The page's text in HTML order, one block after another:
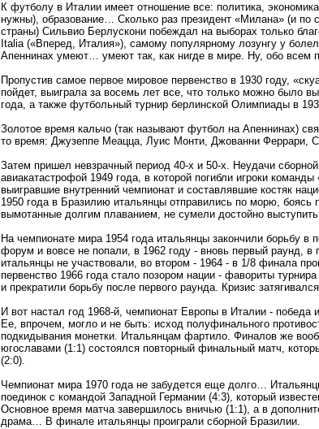
К футболу в Италии имеет отношение все: политика,
нужны), образование… Сколько раз президент «Милана» (и по
страны) Сильвио Берлускони побеждал на выборах только
Italia («Вперед, Италия»), самому популярному лозунгу у
Апеннинах умеют… умеют так, как нигде в мире. Ну, обо всем
Пропустив самое первое мировое первенство в 1930 году,
пойдет, выиграла за восемь лет все, что только можно было
года, а также футбольный турнир берлинской Олимпиады в
Золотое время кальчо (так называют футбол на Апеннинах)
то время: Джузеппе Меацца, Луис Монти, Джованни Феррари,
Затем пришел невзрачный период 40-х и 50-х. Неудачи
авиакатастрофой 1949 года, в которой погибли игроки
выигравшие внутренний чемпионат и составлявшие костяк
1950 года в Бразилию итальянцы отправились по морю, боясь
вымотанные долгим плаванием, не сумели достойно
На чемпионате мира 1954 года итальянцы закончили борьбу
форум и вовсе не попали, в 1962 году - вновь первый раунд, в
итальянцы не участвовали, во втором - 1964 - в 1/8 финала
первенство 1966 года стало позором нации - фавориты
и прекратили борьбу после первого раунда. Кризис
И вот настал год 1968-й, чемпионат Европы в Италии -
Ее, впрочем, могло и не быть: исход полуфинального
подкидывания монетки. Итальянцам фартило. Финалов же
югославами (1:1) состоялся повторный финальный матч,
(2:0).
Чемпионат мира 1970 года не забудется еще долго…
поединок с командой Западной Германии (4:3), который
Основное время матча завершилось вничью (1:1), а в
драма… В финале итальянцы проиграли сборной Бразилии.